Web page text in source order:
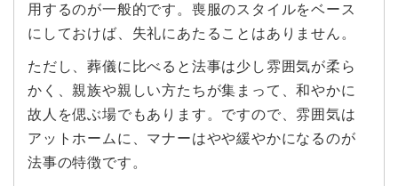
用するのが一般的です。喪服のスタイルをベース
にしておけば、失礼にあたることはありません。
ただし、葬儀に比べると法事は少し雰囲気が柔ら
かく、親族や親しい方たちが集まって、和やかに
故人を偲ぶ場でもあります。ですので、雰囲気は
アットホームに、マナーはやや緩やかになるのが
法事の特徴です。